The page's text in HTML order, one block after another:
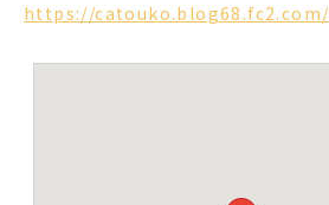
https://catouko.blog68.fc2.com/